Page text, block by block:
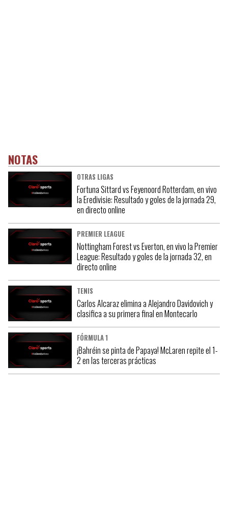
NOTAS
OTRAS LIGAS
Fortuna Sittard vs Feyenoord Rotterdam, en vivo
la Eredivisie: Resultado y goles de la jornada 29,
en directo online
PREMIER LEAGUE
Nottingham Forest vs Everton, en vivo la Premier
League: Resultado y goles de la jornada 32, en
directo online
TENIS
Carlos Alcaraz elimina a Alejandro Davidovich y
clasifica a su primera final en Montecarlo
FÓRMULA 1
¡Bahréin se pinta de Papaya! McLaren repite el 1-
2 en las terceras prácticas